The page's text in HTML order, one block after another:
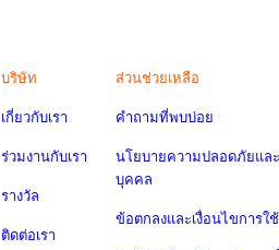
บริษัท
เกี่ยวกับเรา
ร่วมงานกับเรา
รางวัล
ติดต่อเรา
ส่วนช่วยเหลือ
คำถามที่พบบ่อย
นโยบายความปลอดภัยแล
บุคคล
ข้อตกลงและเงื่อนไขการใ